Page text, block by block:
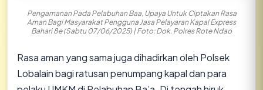
Pengamanan Pada Pelabuhan Baa, Upaya Untuk Ciptakan Rasa
Aman Bagi Masyarakat Pengguna Jasa Pelayaran Kapal Express
Bahari 8e (Sabtu 07/06/2025) | Foto: Dok. Polres Rote Ndao
Rasa aman yang sama juga dihadirkan oleh Polsek
Lobalain bagi ratusan penumpang kapal dan para